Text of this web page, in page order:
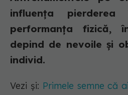
influența
performanța fizică,
depind de nevoile și
individ.
Vezi și: Primele semne că